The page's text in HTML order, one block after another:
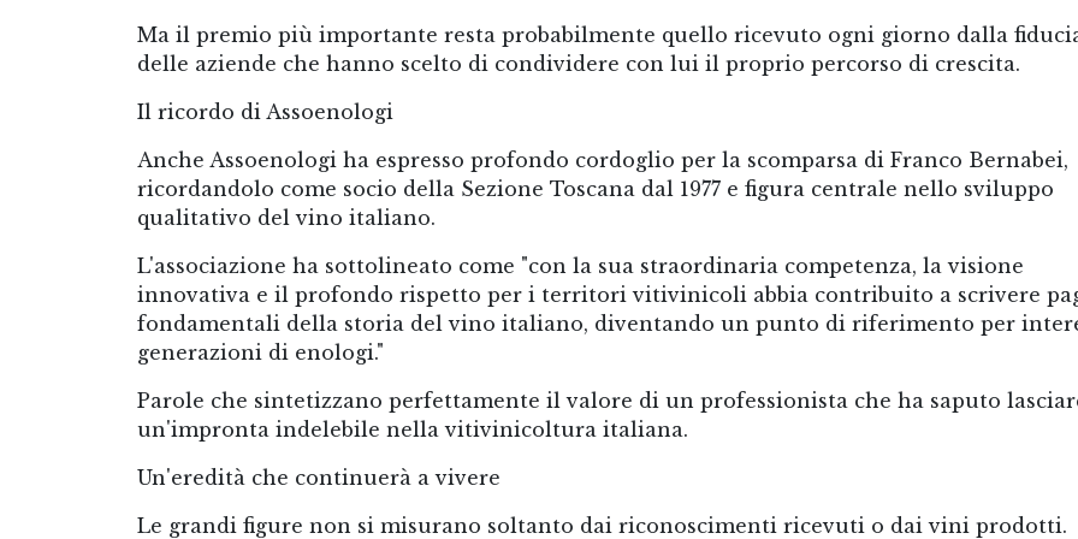
Ma il premio più importante resta probabilmente quello ricevuto ogni giorno dalla
delle aziende che hanno scelto di condividere con lui il proprio percorso di crescita.
Il ricordo di Assoenologi
Anche Assoenologi ha espresso profondo cordoglio per la scomparsa di Franco Bernabei,
ricordandolo come socio della Sezione Toscana dal 1977 e figura centrale nello sviluppo
qualitativo del vino italiano.
L'associazione ha sottolineato come "con la sua straordinaria competenza, la visione
innovativa e il profondo rispetto per i territori vitivinicoli abbia contribuito a scrivere
fondamentali della storia del vino italiano, diventando un punto di riferimento per
generazioni di enologi."
Parole che sintetizzano perfettamente il valore di un professionista che ha saputo
un'impronta indelebile nella vitivinicoltura italiana.
Un'eredità che continuerà a vivere
Le grandi figure non si misurano soltanto dai riconoscimenti ricevuti o dai vini prodotti.